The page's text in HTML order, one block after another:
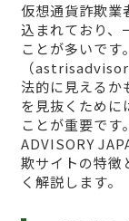
仮想通貨詐欺業
込まれており、
ことが多いです
（
法的に見えるか
を見抜くために
ことが重要で
ADVISORY
欺サイトの特徴
く解説します。